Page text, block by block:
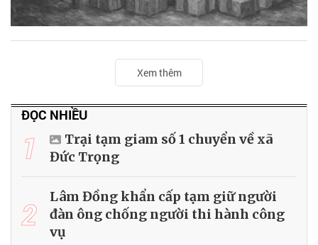
Xem thêm
ĐỌC NHIỀU
1
Trại tạm giam số 1 chuyển về xã
Đức Trọng
2
Lâm Đồng khẩn cấp tạm giữ người
đàn ông chống người thi hành công
vụ